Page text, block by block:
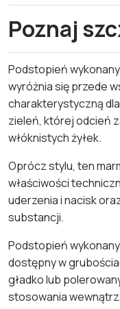
Poznaj
Podstopień
wyróżnia się przede
charakterystyczną
zieleń, której odcień
włóknistych żyłek.
Oprócz stylu, ten
właściwości
uderzenia i nacisk
substancji.
Podstopień
dostępny w
gładko lub
stosowania